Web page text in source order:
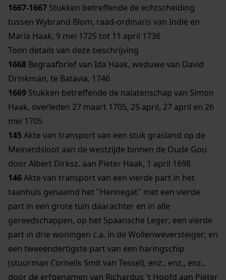
1667-1667 Stukken betreffende de echtscheiding
tussen Wybrand Blom, raad-ordinaris van Indië en
Maria Haak, 9 mei 1725 tot 11 april 1736
Toon details van deze beschrijving
1668 Begraafbrief van Ida Haak, weduwe van David
Drinkman, te Batavia, 1746
1669 Stukken betreffende de nalatenschap van Simon
Haak, overleden 27 maart 1705, 25 april, 27 april en 26
mei 1705
145Akte van transport van een stuk grasland op de
Meinerdsloot aan de westzijde binnen de Oude Gou
door Albert Dirksz. aan Pieter Haak, 1 april 1698
146Akte van transport van een vierde part in het
taanhuis genaamd het "Hennegat" met een vierde
part in een grote tuin daarachter en in alle
gereedschappen, op het Spaansche Leger; een vierde
part in drie woningen c.a. in de Wollenweversteiger; en
een tweeëndertigste part van een haringschip
(stuurman Cornelis Smit van Tessel), enz., enz., enz.,
door de erfgenamen van Richardus 't Hoofd aan Pieter